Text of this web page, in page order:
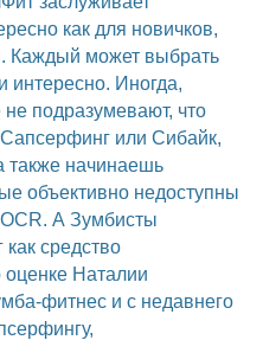
как для новичков,
Каждый может выбрать
интересно. Иногда,
подразумевают, что
или Сибайк,
также начинаешь
объективно недоступны
OCR. А Зумбисты
средство
Наталии
фитнес и с недавнего